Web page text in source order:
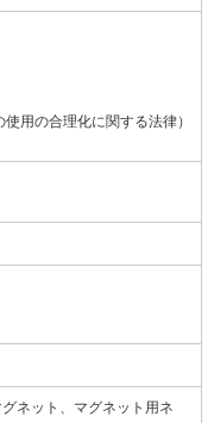
用の合理化に関する法律）
ネット、マグネット用ネ